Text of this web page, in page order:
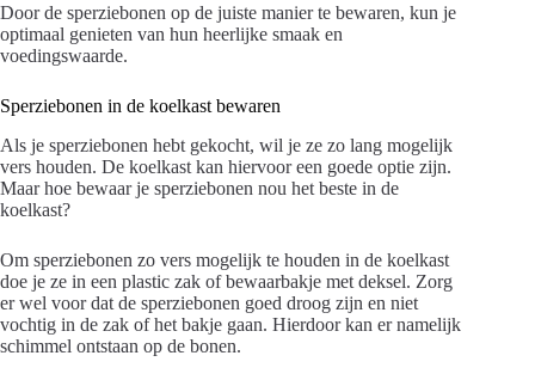
Door de sperziebonen op de juiste manier te bewaren, kun je
optimaal genieten van hun heerlijke smaak en
voedingswaarde.
Sperziebonen in de koelkast bewaren
Als je sperziebonen hebt gekocht, wil je ze zo lang mogelijk
vers houden. De koelkast kan hiervoor een goede optie zijn.
Maar hoe bewaar je sperziebonen nou het beste in de
koelkast?
Om sperziebonen zo vers mogelijk te houden in de koelkast
doe je ze in een plastic zak of bewaarbakje met deksel. Zorg
er wel voor dat de sperziebonen goed droog zijn en niet
vochtig in de zak of het bakje gaan. Hierdoor kan er namelijk
schimmel ontstaan op de bonen.